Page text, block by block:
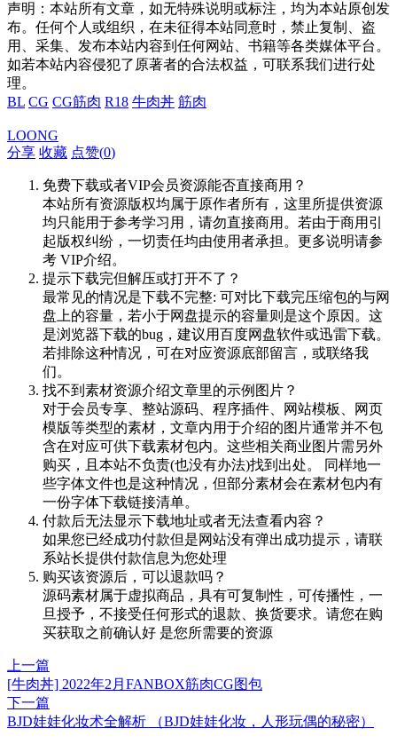
声明：本站所有文章，如无特殊说明或标注，均为本站原创发
布。任何个人或组织，在未征得本站同意时，禁止复制、盗
用、采集、发布本站内容到任何网站、书籍等各类媒体平台。
如若本站内容侵犯了原著者的合法权益，可联系我们进行处
理。
BL CG CG筋肉 R18 牛肉丼 筋肉
LOONG
分享 收藏 点赞(0)
免费下载或者VIP会员资源能否直接商用？
本站所有资源版权均属于原作者所有，这里所提供资源
均只能用于参考学习用，请勿直接商用。若由于商用引
起版权纠纷，一切责任均由使用者承担。更多说明请参
考 VIP介绍。
提示下载完但解压或打开不了？
最常见的情况是下载不完整: 可对比下载完压缩包的与网
盘上的容量，若小于网盘提示的容量则是这个原因。这
是浏览器下载的bug，建议用百度网盘软件或迅雷下载。
若排除这种情况，可在对应资源底部留言，或联络我
们。
找不到素材资源介绍文章里的示例图片？
对于会员专享、整站源码、程序插件、网站模板、网页
模版等类型的素材，文章内用于介绍的图片通常并不包
含在对应可供下载素材包内。这些相关商业图片需另外
购买，且本站不负责(也没有办法)找到出处。 同样地一
些字体文件也是这种情况，但部分素材会在素材包内有
一份字体下载链接清单。
付款后无法显示下载地址或者无法查看内容？
如果您已经成功付款但是网站没有弹出成功提示，请联
系站长提供付款信息为您处理
购买该资源后，可以退款吗？
源码素材属于虚拟商品，具有可复制性，可传播性，一
旦授予，不接受任何形式的退款、换货要求。请您在购
买获取之前确认好 是您所需要的资源
上一篇
[牛肉丼] 2022年2月FANBOX筋肉CG图包
下一篇
BJD娃娃化妆术全解析 （BJD娃娃化妆，人形玩偶的秘密）